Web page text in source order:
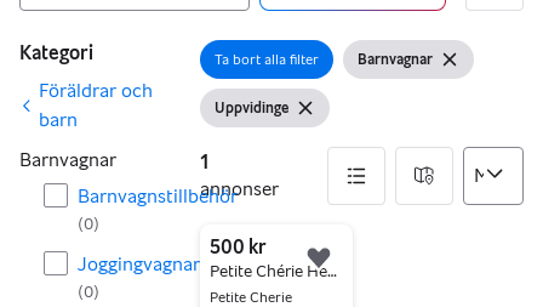
Filter
Kategori
Föräldrar och
barn
Barnvagnar
Barnvagnstillbehör
(0)
Joggingvagnar
(0)
Öppna filter
Ta bort alla filter Visa filter
Barnvagnar Ta bort
Visa filter
Uppvidinge Ta bort filter
1
annonser
1 annonser
500 kr
Petite Chérie Heritage 2 duovagn grå
Petite Cherie
Lägg till i favoriter.